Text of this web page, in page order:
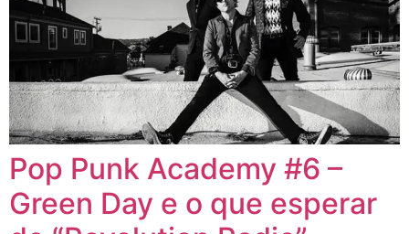
Pop Punk Academy #6 –
Green Day e o que esperar